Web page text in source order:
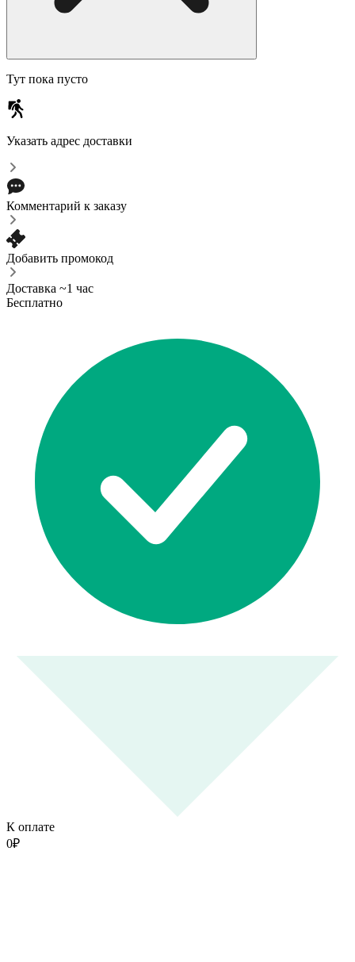
Тут пока пусто
Указать адрес доставки
Комментарий к заказу
Добавить промокод
Доставка ~1 час
Бесплатно
К оплате
0₽